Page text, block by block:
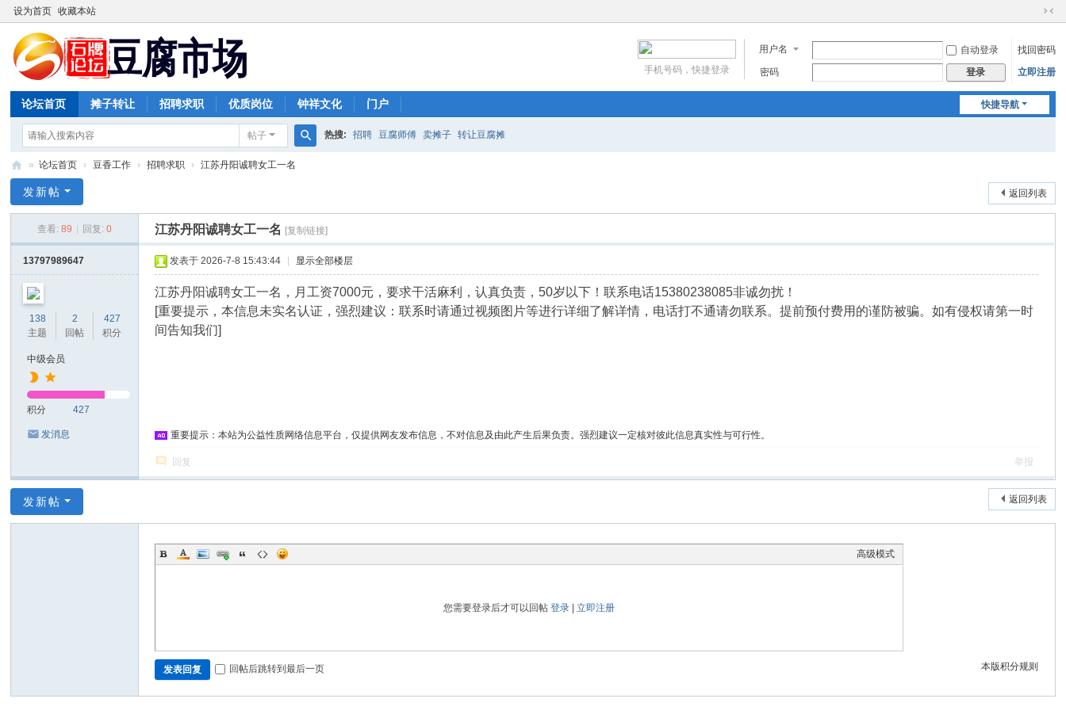
设为首页 收藏本站
切
到
窄
用户名 自动登录
找回密码
密码
登录 立即注册
手机号码，快捷登录
快捷导航
论坛首页 摊子转让 招聘求职 优质岗位 钟祥文化 门户
帖子 热搜: 招聘 豆腐师傅 卖摊子 转让豆腐摊
腐
场
» 论坛首页 › 豆香工作 › 招聘求职 › 江苏丹阳诚聘女工一名
返回列表
发新帖
查看: 89 回复: 0 江苏丹阳诚聘女工一名 [复制链接]
13797989647
138
主题
2
回帖
427
积分
中级会员
积分 427
发消息
发表于 2026-7-8 15:43:44 显示全部楼层
江苏丹阳诚聘女工一名，月工资7000元，要求干活麻利，认真负责，50岁以下！联系电话15380238085非诚勿扰！
[重要提示，本信息未实名认证，强烈建议：联系时请通过视频图片等进行详细了解详情，电话打不通请勿联系。提前预付费用的谨防被骗。如有侵权请第一时
间告知我们]
重要提示：本站为公益性质网络信息平台，仅提供网友发布信息，不对信息及由此产生后果负责。强烈建议一定核对彼此信息真实性与可行性。
回复 举报
返回列表
发新帖
高级模式
您需要登录后才可以回帖登录 |立即注册
本版积分规则
发表回复 回帖后跳转到最后一页